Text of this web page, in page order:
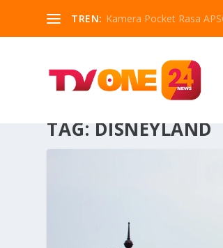
TREN: Kamera Pocket Rasa
TAG: DISNEYLAND